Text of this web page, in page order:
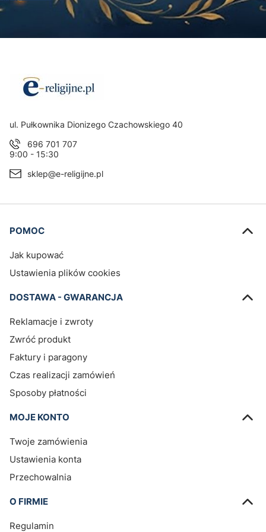
Adres:
ul. Pułkownika Dionizego Czachowskiego 40
696 701 707
9:00 - 15:30
sklep@e-religijne.pl
Linki w stopce
POMOC
Jak kupować
Ustawienia plików cookies
DOSTAWA - GWARANCJA
Reklamacje i zwroty
Zwróć produkt
Faktury i paragony
Czas realizacji zamówień
Sposoby płatności
MOJE KONTO
Twoje zamówienia
Ustawienia konta
Przechowalnia
O FIRMIE
Regulamin